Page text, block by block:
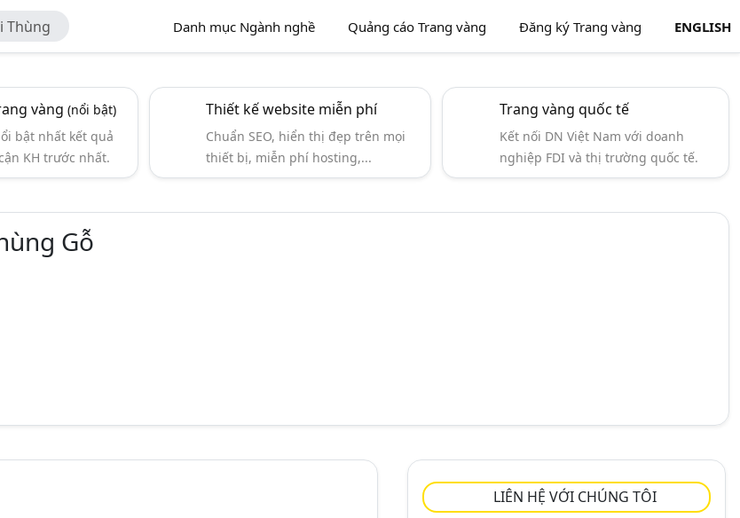
Thùng
Danh mục Ngành nghề Quảng cáo Trang vàng Đăng ký Trang vàng ENGLISH
vàng(nổi bật)
bật nhất kết quả
KH trước nhất.
Thiết kế website miễn phí
Chuẩn SEO, hiển thị đẹp trên mọi
thiết bị, miễn phí hosting,...
Trang vàng quốc tế
Kết nối DN Việt Nam với doanh
nghiệp FDI và thị trường quốc tế.
Gỗ
LIÊN HỆ VỚI CHÚNG TÔI